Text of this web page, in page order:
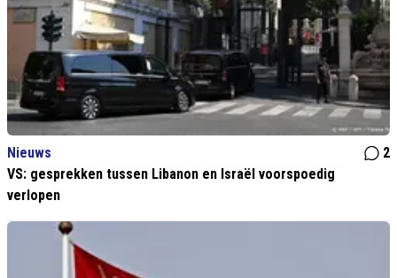
Nieuws
2
VS: gesprekken tussen Libanon en Israël voorspoedig
verlopen